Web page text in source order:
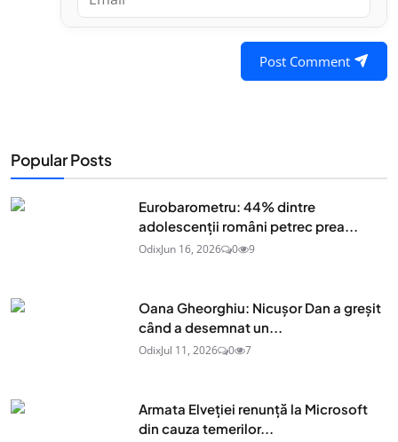
Post Comment
Popular Posts
Eurobarometru: 44% dintre
adolescenţii români petrec prea...
OdixJun 16, 2026 0 9
Oana Gheorghiu: Nicușor Dan a greșit
când a desemnat un...
OdixJul 11, 2026 0 7
Armata Elveției renunță la Microsoft
din cauza temerilor...